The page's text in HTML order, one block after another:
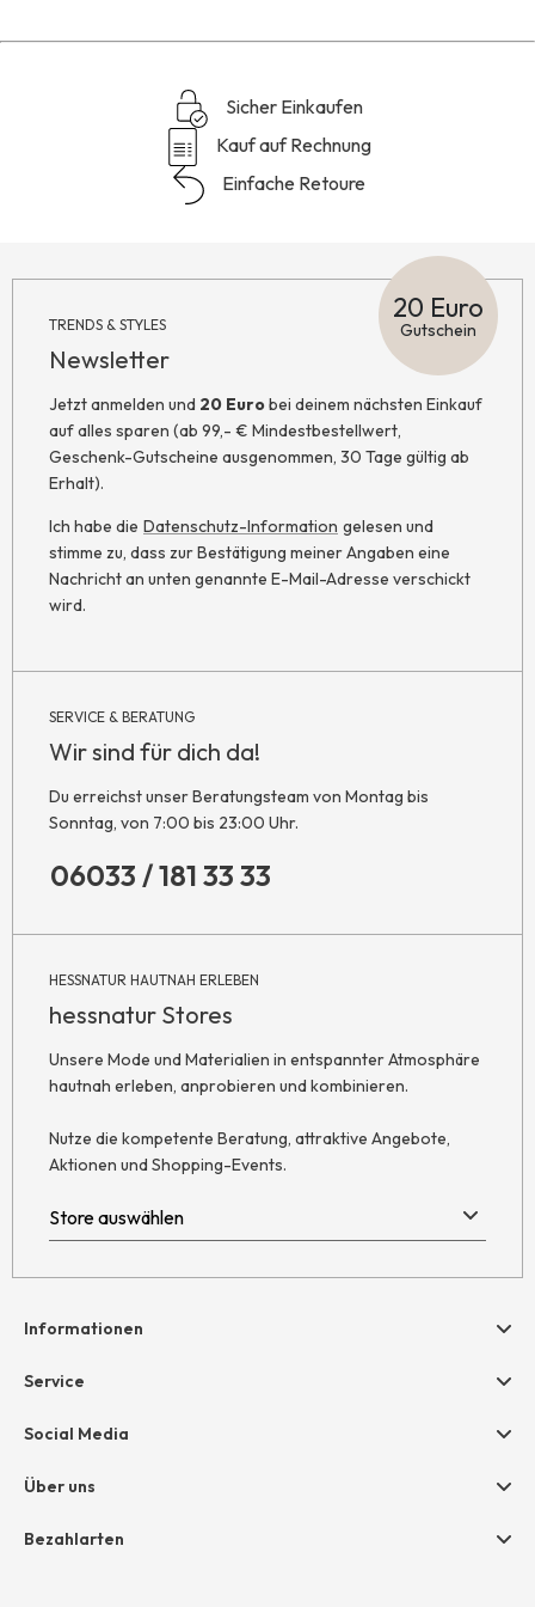
Sicher Einkaufen
Kauf auf Rechnung
Einfache Retoure
TRENDS & STYLES
Newsletter
20 Euro
Gutschein
Jetzt anmelden und 20 Eurobei deinem nächsten Einkauf
auf alles sparen (ab 99,- € Mindestbestellwert,
Geschenk-Gutscheine ausgenommen, 30 Tage gültig ab
Erhalt).
Ich habe die Datenschutz-Information gelesen und
stimme zu, dass zur Bestätigung meiner Angaben eine
Nachricht an unten genannte E-Mail-Adresse verschickt
wird.
SERVICE & BERATUNG
Wir sind für dich da!
Du erreichst unser Beratungsteam von Montag bis
Sonntag, von 7:00 bis 23:00 Uhr.
06033 / 181 33 33
HESSNATUR HAUTNAH ERLEBEN
hessnatur Stores
Unsere Mode und Materialien in entspannter Atmosphäre
hautnah erleben, anprobieren und kombinieren.
Nutze die kompetente Beratung, attraktive Angebote,
Aktionen und Shopping-Events.
Informationen
Hilfe & Kontakt
Retoure
AGB
Datenschutz
Service
Geschenkgutscheine
Größentabelle
Social Media
Über uns
Unternehmen
Bezahlarten